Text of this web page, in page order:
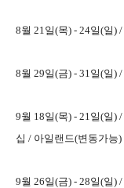
8월 21일(목) - 24일(일) /
8월 29일(금) - 31일(일) /
9월 18일(목) - 21일(일) /
십 / 아일랜드(변동가능)
9월 26일(금) - 28일(일) /